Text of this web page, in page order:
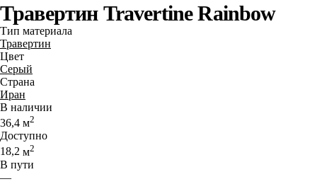
Травертин Travertine Rainbow
Тип материала
Травертин
Цвет
Серый
Страна
Иран
В наличии
36,4 м2
Доступно
18,2 м2
В пути
—